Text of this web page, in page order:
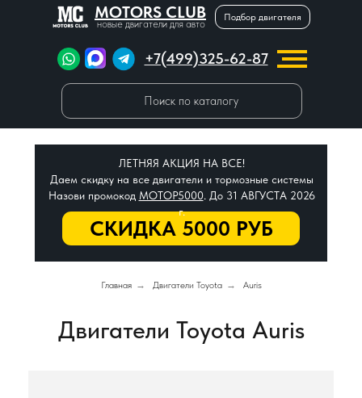
MOTORS CLUB
новые двигатели для авто
Подбор двигателя
+7(499)325-62-87
Поиск по каталогу
СКИДКА 5000 РУБ
ЛЕТНЯЯ АКЦИЯ НА ВСЕ!
Даем скидку на все двигатели и тормозные системы
Назови промокод МОТОР5000. До 31 АВГУСТА 2026
г.
Главная → Двигатели Toyota → Auris
Двигатели Toyota Auris